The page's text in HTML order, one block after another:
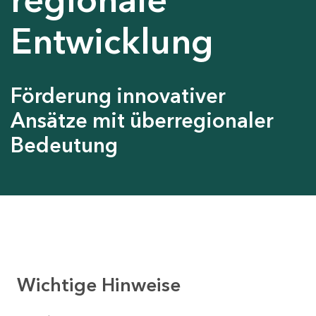
Entwicklung
Förderung innovativer
Ansätze mit überregionaler
Bedeutung
Wichtige Hinweise